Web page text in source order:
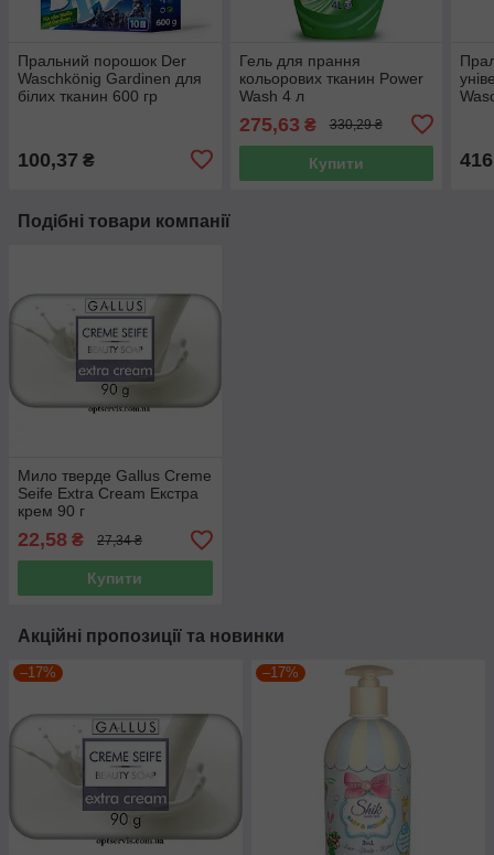
Пральний порошок Der
Waschkönig Gardinen для
білих тканин 600 гр
100,37 ₴
Гель для прання
кольорових тканин Power
Wash 4 л
275,63 ₴ 330,29 ₴
Купити
Подібні товари компанії
Мило тверде Gallus Creme
Seife Extra Cream Екстра
крем 90 г
22,58 ₴ 27,34 ₴
Купити
Акційні пропозиції та новинки
–17% –17%